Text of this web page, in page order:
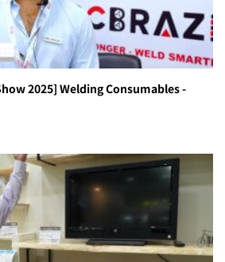
2025] Welding Consumables -